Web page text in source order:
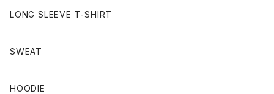
LONG SLEEVE T-SHIRT
SWEAT
HOODIE